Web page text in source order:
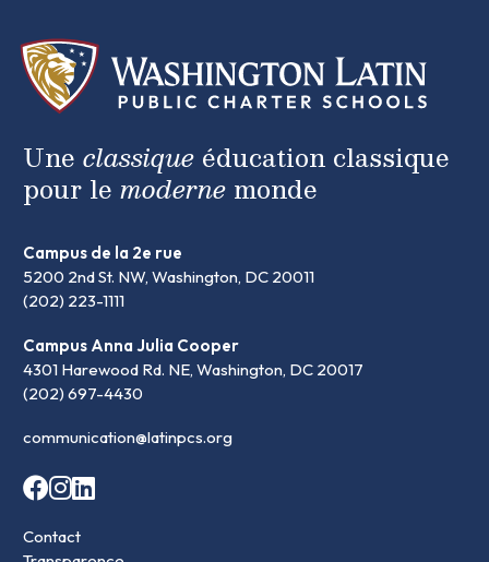
Une classique éducation classique
pour le moderne monde
Campus de la 2e rue
5200 2nd St. NW, Washington, DC 20011
(202) 223-1111
Campus Anna Julia Cooper
4301 Harewood Rd. NE, Washington, DC 20017
(202) 697-4430
communication@latinpcs.org
Contact